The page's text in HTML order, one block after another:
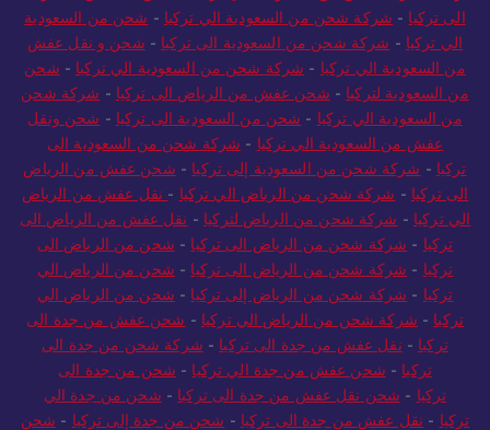
تركيا-شركة شحن من السعودية الي تركيا-شحن أثاث من السعودية
الى تركيا- شركة شحن من السعودية الي تركيا- شحن من السعودية
الي تركيا- شركة شحن من السعودية الى تركيا- شحن و نقل عفش
من السعودية الي تركيا - شركة شحن من السعودية الي تركيا- شحن
من السعودية لتركيا-شحن عفش من الرياض الى تركيا - شركة شحن
من السعودية الي تركيا - شحن من السعودية الى تركيا - شحن ونقل
عفش من السعودية الي تركيا-شركة شحن من السعودية الى
تركيا -شركة شحن من السعودية إلى تركيا- شحن عفش من الرياض
الى تركيا -شركة شحن من الرياض الي تركيا-
نقل عفش من الرياض
الي تركيا- شركة شحن من الرياض لتركيا- نقل عفش من الرياض الى
تركيا - شركة شحن من الرياض الى تركيا - شحن من الرياض الى
تركيا - شركة شحن من الرياض الى تركيا - شحن من الرياض الي
تركيا - شركة شحن من الرياض إلى تركيا - شحن من الرياض الي
تركيا- شركة شحن من الرياض الي تركيا-
شحن عفش من جدة الى
تركيا- نقل عفش من جدة الى تركيا-شركة شحن من جدة الى
تركيا -شحن عفش من جدة الي تركيا- شحن من جدة الى
تركيا- شحن نقل عفش من جدة الى تركيا - شحن من جدة الي